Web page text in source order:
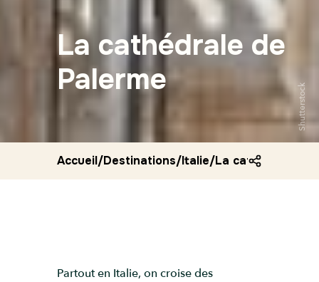
La cathédrale de
Palerme
Shutterstock
Accueil/Destinations/Italie/La cathedrale de
Partout en Italie, on croise des